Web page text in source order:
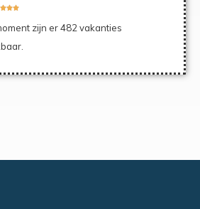

zijn er 482 vakanties